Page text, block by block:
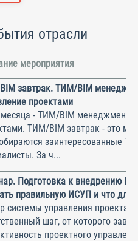
отрасли
мероприятия
завтрак. ТИМ/BIM
проектами
- ТИМ/BIM менеджмент и
ТИМ/BIM завтрак - это
заинтересованные
За ч...
Подготовка к внедрению
правильную ИСУП и что для
системы управления
шаг, от которого
проектного